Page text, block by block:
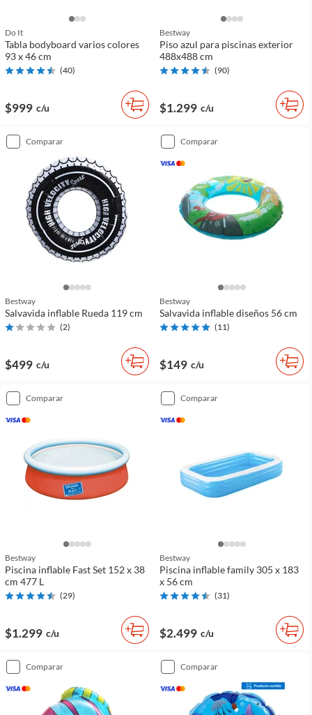
Do It
Tabla bodyboard varios colores
93 x 46 cm
(40)
$999 c/u
Bestway
Piso azul para piscinas exterior
488x488 cm
(90)
$1.299 c/u
comparar
Bestway
Salvavida inflable Rueda 119 cm
(2)
$499 c/u
comparar
Bestway
Salvavida inflable diseños 56 cm
(11)
$149 c/u
comparar
Bestway
Piscina inflable Fast Set 152 x 38
cm 477 L
(29)
$1.299 c/u
comparar
Bestway
Piscina inflable family 305 x 183
x 56 cm
(31)
$2.499 c/u
comparar comparar